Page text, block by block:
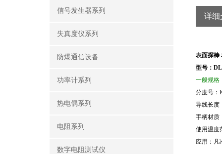
信号发生器系列
失真度仪系列
防爆通信设备
功率计系列
热电偶系列
电阻系列
数字电阻测试仪
详细
表面探棒
型号：
一般规格
分度号：
导线长度
手柄材质
使用温度
应用：凡